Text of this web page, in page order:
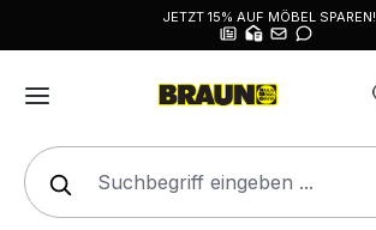
JETZT 15% AUF MÖBEL SPAREN!